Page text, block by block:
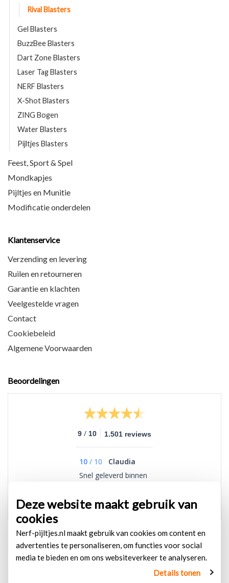
Deze website maakt gebruik van
cookies
Nerf-pijltjes.nl maakt gebruik van cookies om content en
advertenties te personaliseren, om functies voor social
media te bieden en om ons websiteverkeer te analyseren.
Details tonen
Rival Blasters
Gel Blasters
BuzzBee Blasters
Dart Zone Blasters
Laser Tag Blasters
NERF Blasters
X-Shot Blasters
ZING Bogen
Water Blasters
Pijltjes Blasters
Feest, Sport & Spel
Mondkapjes
Pijltjes en Munitie
Modificatie onderdelen
Klantenservice
Verzending en levering
Ruilen en retourneren
Garantie en klachten
Veelgestelde vragen
Contact
Cookiebeleid
Algemene Voorwaarden
Beoordelingen
9 / 10 1.501 reviews
10 / 10
Claudia
Snel geleverd binnen